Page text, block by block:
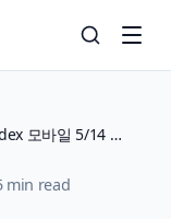
OpenAI Codex 모바일 5/14 출시 — ChatGPT 앱 안에서 코딩 에이전트 첫 주 실측
min read